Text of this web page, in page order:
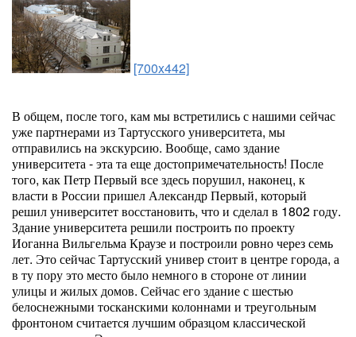
[700x442]
В общем, после того, кам мы встретились с нашими сейчас
уже партнерами из Тартусского университета, мы
отправились на экскурсию. Вообще, само здание
университета - эта та еще достопримечательность! После
того, как Петр Первый все здесь порушил, наконец, к
власти в России пришел Александр Первый, который
решил университет восстановить, что и сделал в 1802 году.
Здание университета решили построить по проекту
Иоганна Вильгельма Краузе и построили ровно через семь
лет. Это сейчас Тартусский универ стоит в центре города, а
в ту пору это место было немного в стороне от линии
улицы и жилых домов. Сейчас его здание с шестью
белоснежными тосканскими колоннами и треугольным
фронтоном считается лучшим образцом классической